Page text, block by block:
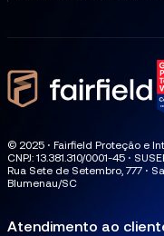
© 2025 ⋅ Fairfield Proteção e
CNPJ: 13.381.310/0001-45 ⋅
Rua Sete de Setembro, 777 ⋅
Blumenau/SC
Atendimento ao